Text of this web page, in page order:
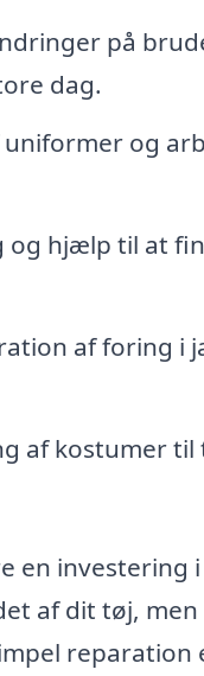
på
dag.
uniformer og
og hjælp til at
af foring i
af kostumer
investering
af dit tøj,